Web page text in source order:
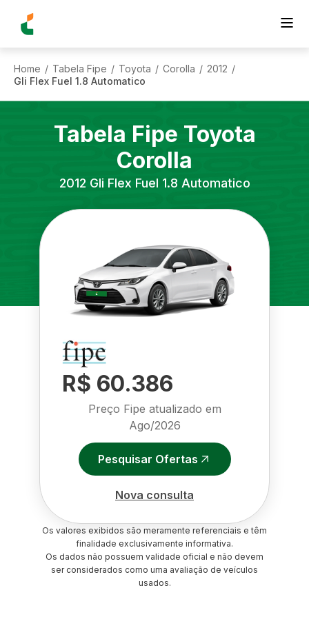
Home / Tabela Fipe / Toyota / Corolla / 2012 /
Gli Flex Fuel 1.8 Automatico
Tabela Fipe Toyota
Corolla
2012 Gli Flex Fuel 1.8 Automatico
R$ 60.386
Preço Fipe atualizado em
Ago/2026
Pesquisar Ofertas
Nova consulta
Os valores exibidos são meramente referenciais e têm
finalidade exclusivamente informativa.
Os dados não possuem validade oficial e não devem
ser considerados como uma avaliação de veículos
usados.